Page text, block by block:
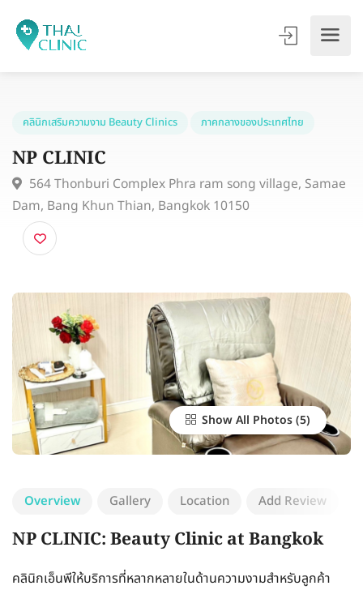
คลินิกเสริมความงาม Beauty Clinics
NP CLINIC
564 Thonburi Complex Phra ram song village,
Dam, Bang Khun Thian, Bangkok 10150
Show All Photos
Overview Gallery Location Add Review
NP CLINIC: Beauty Clinic at Bangkok
คลินิกเอ็นพีให้บริการที่หลากหลายในด้านความงามสำหรับลูกค้า